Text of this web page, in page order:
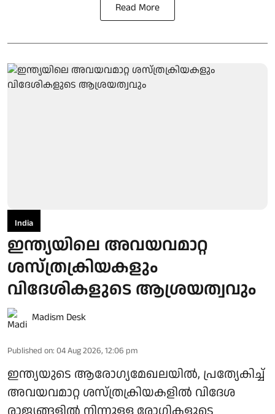
Read More
India
ഇന്ത്യയിലെ അവയവമാറ്റ
ശസ്ത്രക്രിയകളും
വിദേശികളുടെ ആശ്രയത്വവും
Madism Desk
Published on: 04 Aug 2026, 12:06 pm
ഇന്ത്യയുടെ ആരോഗ്യമേഖലയിൽ, പ്രത്യേകിച്ച്
അവയവമാറ്റ ശസ്ത്രക്രിയകളിൽ വിദേശ